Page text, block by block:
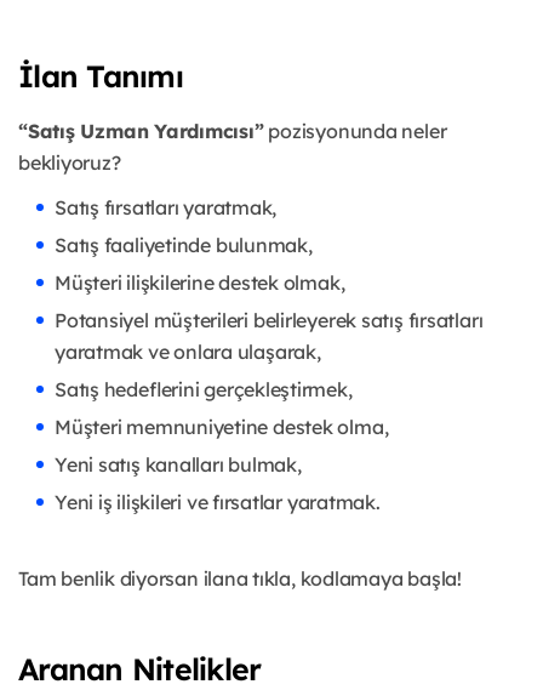
İlan Tanımı
“Satış Uzman Yardımcısı”pozisyonunda neler
bekliyoruz?
Satış fırsatları yaratmak,
Satış faaliyetinde bulunmak,
Müşteri ilişkilerine destek olmak,
Potansiyel müşterileri belirleyerek satış fırsatları
yaratmak ve onlara ulaşarak,
Satış hedeflerini gerçekleştirmek,
Müşteri memnuniyetine destek olma,
Yeni satış kanalları bulmak,
Yeni iş ilişkileri ve fırsatlar yaratmak.
Tam benlik diyorsan ilana tıkla, kodlamaya başla!
Aranan Nitelikler